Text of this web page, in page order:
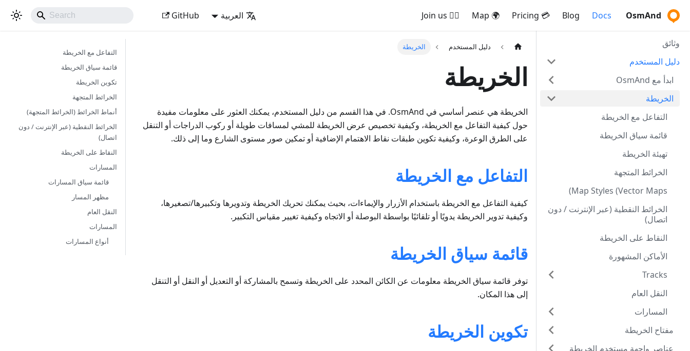
OsmAnd
Docs
Blog
💳 Pricing
🌍 Map
🚵‍♂️ Join us العربية GitHub
وثائق
دليل المستخدم
ابدأ مع OsmAnd
الخريطة
التفاعل مع الخريطة
قائمة سياق الخريطة
تهيئة الخريطة
الخرائط المتجهة
Map Styles (Vector Maps)
الخرائط النقطية (عبر الإنترنت / دون
اتصال)
النقاط على الخريطة
الأماكن المشهورة
Tracks
النقل العام
المسارات
مفتاح الخريطة
عناصر واجهة مستخدم الخريطة
دليل المستخدم الخريطة
الخريطة
الخريطة هي عنصر أساسي في OsmAnd. في هذا القسم من دليل المستخدم، يمكنك العثور على معلومات مفيدة
حول كيفية التفاعل مع الخريطة، وكيفية تخصيص عرض الخريطة للمشي لمسافات طويلة أو ركوب الدراجات أو التنقل
على الطرق الوعرة، وكيفية تكوين طبقات نقاط الاهتمام الإضافية أو تمكين صور مستوى الشارع وما إلى ذلك.
التفاعل مع الخريطة
كيفية التفاعل مع الخريطة باستخدام الأزرار والإيماءات، بحيث يمكنك تحريك الخريطة وتدويرها وتكبيرها/تصغيرها،
وكيفية تدوير الخريطة يدويًا أو تلقائيًا بواسطة البوصلة أو الاتجاه وكيفية تغيير مقياس التكبير.
قائمة سياق الخريطة
توفر قائمة سياق الخريطة معلومات عن الكائن المحدد على الخريطة وتسمح بالمشاركة أو التعديل أو النقل أو التنقل
إلى هذا المكان.
تكوين الخريطة
التفاعل مع الخريطة
قائمة سياق الخريطة
تكوين الخريطة
الخرائط المتجهة
أنماط الخرائط (الخرائط المتجهة)
الخرائط النقطية (عبر الإنترنت / دون
اتصال)
النقاط على الخريطة
المسارات
قائمة سياق المسارات
مظهر المسار
النقل العام
المسارات
أنواع المسارات